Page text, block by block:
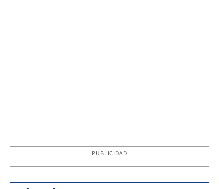
PUBLICIDAD